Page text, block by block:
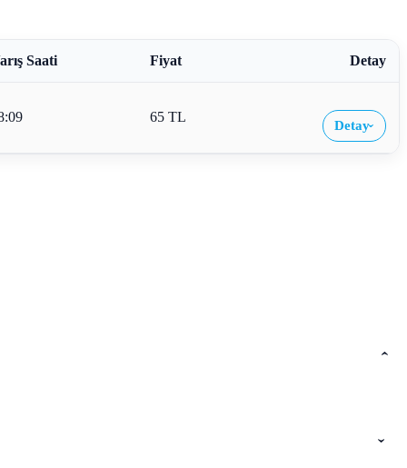
Saati Fiyat Detay
65 TL
Detay›